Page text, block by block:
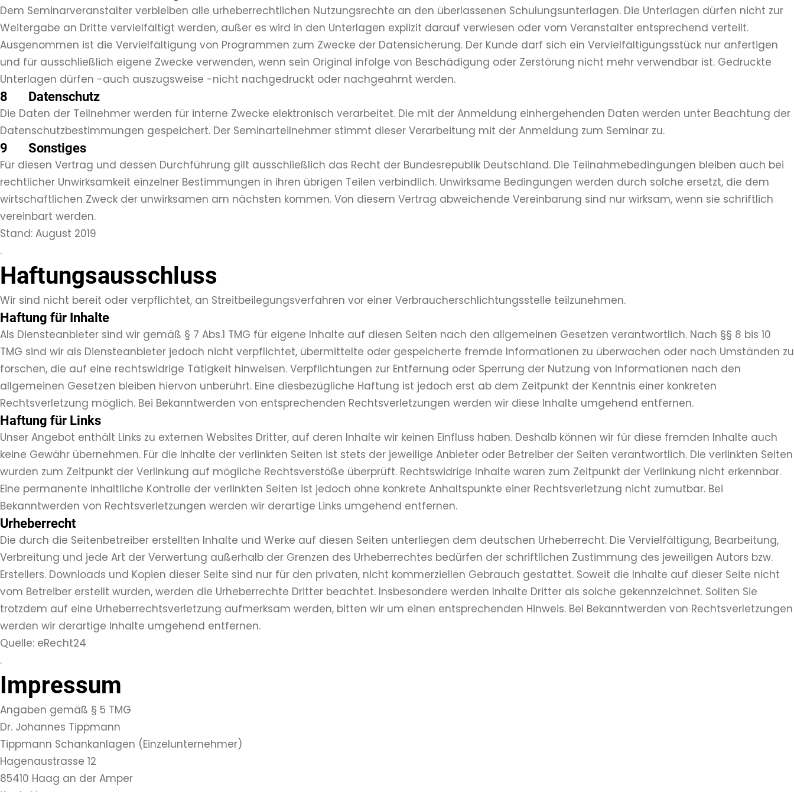
Dem Seminarveranstalter verbleiben alle urheberrechtlichen Nutzungsrechte an den überlassenen Schulungsunterlagen. Die Unterlagen dürfen nicht zur
Weitergabe an Dritte vervielfältigt werden, außer es wird in den Unterlagen explizit darauf verwiesen oder vom Veranstalter entsprechend verteilt.
Ausgenommen ist die Vervielfältigung von Programmen zum Zwecke der Datensicherung. Der Kunde darf sich ein Vervielfältigungsstück nur anfertigen
und für ausschließlich eigene Zwecke verwenden, wenn sein Original infolge von Beschädigung oder Zerstörung nicht mehr verwendbar ist. Gedruckte
Unterlagen dürfen -auch auszugsweise -nicht nachgedruckt oder nachgeahmt werden.
8 Datenschutz
Die Daten der Teilnehmer werden für interne Zwecke elektronisch verarbeitet. Die mit der Anmeldung einhergehenden Daten werden unter Beachtung der
Datenschutzbestimmungen gespeichert. Der Seminarteilnehmer stimmt dieser Verarbeitung mit der Anmeldung zum Seminar zu.
9 Sonstiges
Für diesen Vertrag und dessen Durchführung gilt ausschließlich das Recht der Bundesrepublik Deutschland. Die Teilnahmebedingungen bleiben auch bei
rechtlicher Unwirksamkeit einzelner Bestimmungen in ihren übrigen Teilen verbindlich. Unwirksame Bedingungen werden durch solche ersetzt, die dem
wirtschaftlichen Zweck der unwirksamen am nächsten kommen. Von diesem Vertrag abweichende Vereinbarung sind nur wirksam, wenn sie schriftlich
vereinbart werden.
Stand: August 2019
.
Haftungsausschluss
Wir sind nicht bereit oder verpflichtet, an Streitbeilegungsverfahren vor einer Verbraucherschlichtungsstelle teilzunehmen.
Haftung für Inhalte
Als Diensteanbieter sind wir gemäß § 7 Abs.1 TMG für eigene Inhalte auf diesen Seiten nach den allgemeinen Gesetzen verantwortlich. Nach §§ 8 bis 10
TMG sind wir als Diensteanbieter jedoch nicht verpflichtet, übermittelte oder gespeicherte fremde Informationen zu überwachen oder nach Umständen zu
forschen, die auf eine rechtswidrige Tätigkeit hinweisen. Verpflichtungen zur Entfernung oder Sperrung der Nutzung von Informationen nach den
allgemeinen Gesetzen bleiben hiervon unberührt. Eine diesbezügliche Haftung ist jedoch erst ab dem Zeitpunkt der Kenntnis einer konkreten
Rechtsverletzung möglich. Bei Bekanntwerden von entsprechenden Rechtsverletzungen werden wir diese Inhalte umgehend entfernen.
Haftung für Links
Unser Angebot enthält Links zu externen Websites Dritter, auf deren Inhalte wir keinen Einfluss haben. Deshalb können wir für diese fremden Inhalte auch
keine Gewähr übernehmen. Für die Inhalte der verlinkten Seiten ist stets der jeweilige Anbieter oder Betreiber der Seiten verantwortlich. Die verlinkten Seiten
wurden zum Zeitpunkt der Verlinkung auf mögliche Rechtsverstöße überprüft. Rechtswidrige Inhalte waren zum Zeitpunkt der Verlinkung nicht erkennbar.
Eine permanente inhaltliche Kontrolle der verlinkten Seiten ist jedoch ohne konkrete Anhaltspunkte einer Rechtsverletzung nicht zumutbar. Bei
Bekanntwerden von Rechtsverletzungen werden wir derartige Links umgehend entfernen.
Urheberrecht
Die durch die Seitenbetreiber erstellten Inhalte und Werke auf diesen Seiten unterliegen dem deutschen Urheberrecht. Die Vervielfältigung, Bearbeitung,
Verbreitung und jede Art der Verwertung außerhalb der Grenzen des Urheberrechtes bedürfen der schriftlichen Zustimmung des jeweiligen Autors bzw.
Erstellers. Downloads und Kopien dieser Seite sind nur für den privaten, nicht kommerziellen Gebrauch gestattet. Soweit die Inhalte auf dieser Seite nicht
vom Betreiber erstellt wurden, werden die Urheberrechte Dritter beachtet. Insbesondere werden Inhalte Dritter als solche gekennzeichnet. Sollten Sie
trotzdem auf eine Urheberrechtsverletzung aufmerksam werden, bitten wir um einen entsprechenden Hinweis. Bei Bekanntwerden von Rechtsverletzungen
werden wir derartige Inhalte umgehend entfernen.
Quelle: eRecht24
.
Impressum
Angaben gemäß § 5 TMG
Dr. Johannes Tippmann
Tippmann Schankanlagen (Einzelunternehmer)
Hagenaustrasse 12
85410 Haag an der Amper